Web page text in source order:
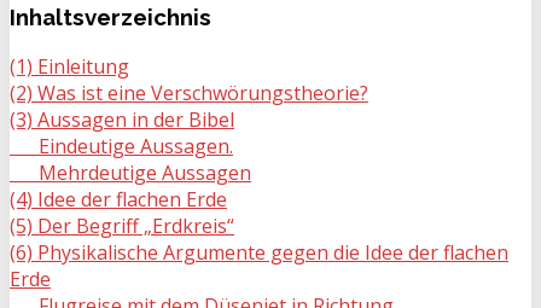
Inhaltsverzeichnis
(1) Einleitung
(2) Was ist eine Verschwörungstheorie?
(3) Aussagen in der Bibel
Eindeutige Aussagen.
Mehrdeutige Aussagen
(4) Idee der flachen Erde
(5) Der Begriff „Erdkreis“
(6) Physikalische Argumente gegen die Idee der flachen
Erde